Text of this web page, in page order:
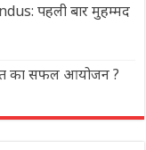
पहली बार मुहम्मद
का सफल आयोजन ?